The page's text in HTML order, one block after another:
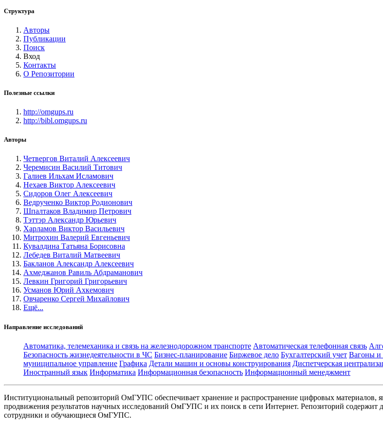
Структура
Авторы
Публикации
Поиск
Вход
Контакты
О Репозитории
Полезные ссылки
http://omgups.ru
http://bibl.omgups.ru
Авторы
Четвергов Виталий Алексеевич
Черемисин Василий Титович
Галиев Ильхам Исламович
Нехаев Виктор Алексеевич
Сидоров Олег Алексеевич
Ведрученко Виктор Родионович
Шпалтаков Владимир Петрович
Тэттэр Александр Юрьевич
Харламов Виктор Васильевич
Митрохин Валерий Евгеньевич
Кувалдина Татьяна Борисовна
Лебедев Виталий Матвеевич
Бакланов Александр Алексеевич
Ахмеджанов Равиль Абдраманович
Левкин Григорий Григорьевич
Усманов Юрий Ахкемович
Овчаренко Сергей Михайлович
Ещё...
Направление исследований
Автоматика, телемеханика и связь на железнодорожном транспорте Автоматическая телефонная связь
Безопасность жизнедеятельности в ЧС Бизнес-планирование Биржевое дело Бухгалтерский учет Вагоны и
муниципальное управление Графика Детали машин и основы конструирования Диспетчерская
Иностранный язык Информатика Информационная безопасность Информационный менеджмент
Институциональный репозиторий ОмГУПС обеспечивает хранение и распространение цифровых
продвижения результатов научных исследований ОмГУПС и их поиск в сети Интернет. Репозиторий
сотрудники и обучающиеся ОмГУПС.